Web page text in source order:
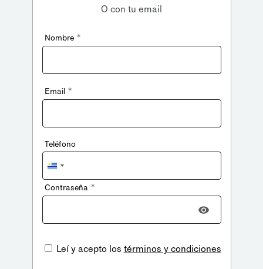
O con tu email
Nombre *
Email *
Teléfono
Uruguay
+598
Contraseña *
Leí y acepto los términos y condiciones